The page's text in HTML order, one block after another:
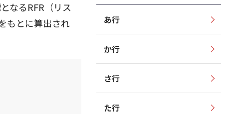
なるRFR（リス
もとに算出され
あ行
か行
さ行
た行